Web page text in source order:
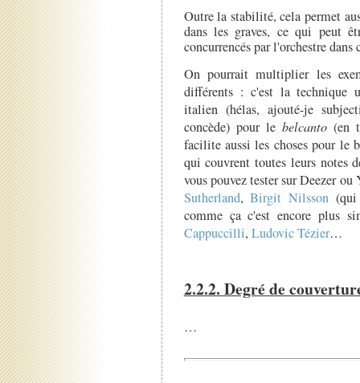
Outre la stabilité, cela permet
dans les graves, ce qui peut
concurrencés par l'orchestre
On pourrait multiplier les
différents : c'est la technique
italien (hélas, ajouté-je
concède) pour le belcanto(en
facilite aussi les choses pour le
qui couvrent toutes leurs notes
vous pouvez tester sur Deezer
Sutherland,Birgit Nilsson
comme ça c'est encore plus
Cappuccilli, Ludovic Tézier…
2.2.2. Degré de
…